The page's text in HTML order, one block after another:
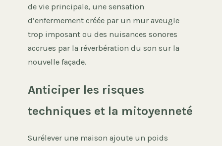
de vie principale, une sensation
d’enfermement créée par un mur aveugle
trop imposant ou des nuisances sonores
accrues par la réverbération du son sur la
nouvelle façade.
Anticiper les risques
techniques et la mitoyenneté
Surélever une maison ajoute un poids